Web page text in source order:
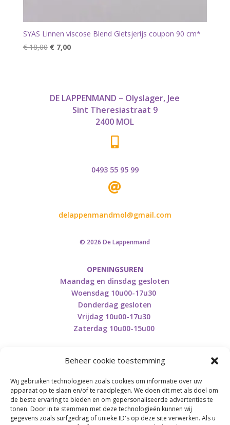
Beheer cookie toestemming
Wij gebruiken technologieën zoals cookies om informatie over uw
apparaat op te slaan en/of te raadplegen. We doen dit met als doel om
de beste ervaring te bieden en om gepersonaliseerde advertenties te
tonen. Door in te stemmen met deze technologieën kunnen wij
gegevens zoals surfgedrag of unieke ID's op deze site verwerken. Als u
SYAS Linnen viscose Blend Gletsjerijs coupon 90 cm*
€18,00 Oorspronkelijke
€7,00Huidige
DE LAPPENMAND – Olyslager, Jee
Sint Theresiastraat 9
2400 MOL

0493 55 95 99

delappenmandmol@gmail.com
© 2026 De Lappenmand
OPENINGSUREN
Maandag en dinsdag gesloten
Woensdag 10u00-17u30
Donderdag gesloten
Vrijdag 10u00-17u30
Zaterdag 10u00-15u00
Retourneren en herroepen
BE0746.853.082